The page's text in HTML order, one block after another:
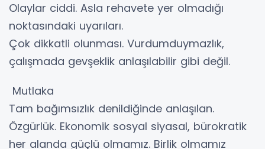
Olaylar ciddi. Asla rehavete yer olmadığı
noktasındaki uyarıları.
Çok dikkatli olunması. Vurdumduymazlık,
çalışmada gevşeklik anlaşılabilir gibi değil.
Mutlaka
Tam bağımsızlık denildiğinde anlaşılan.
Özgürlük. Ekonomik sosyal siyasal, bürokratik
her alanda güçlü olmamız. Birlik olmamız